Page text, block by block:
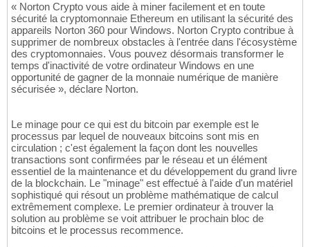
« Norton Crypto vous aide à miner facilement et en toute
sécurité la cryptomonnaie Ethereum en utilisant la sécurité des
appareils Norton 360 pour Windows. Norton Crypto contribue à
supprimer de nombreux obstacles à l'entrée dans l'écosystème
des cryptomonnaies. Vous pouvez désormais transformer le
temps d'inactivité de votre ordinateur Windows en une
opportunité de gagner de la monnaie numérique de manière
sécurisée », déclare Norton.
Le minage pour ce qui est du bitcoin par exemple est le
processus par lequel de nouveaux bitcoins sont mis en
circulation ; c'est également la façon dont les nouvelles
transactions sont confirmées par le réseau et un élément
essentiel de la maintenance et du développement du grand livre
de la blockchain. Le "minage" est effectué à l'aide d'un matériel
sophistiqué qui résout un problème mathématique de calcul
extrêmement complexe. Le premier ordinateur à trouver la
solution au problème se voit attribuer le prochain bloc de
bitcoins et le processus recommence.